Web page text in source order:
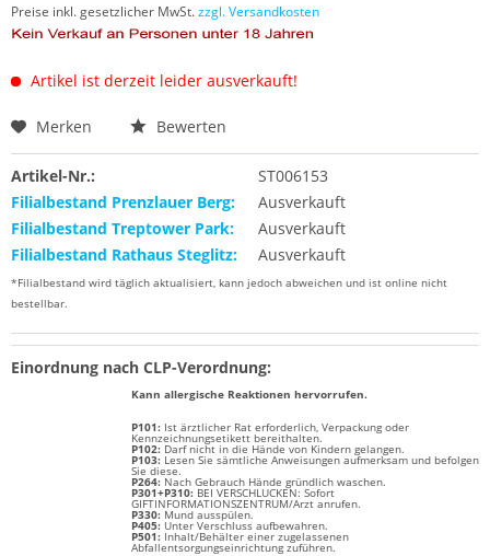
Preise inkl. gesetzlicher MwSt.zzgl. Versandkosten
Artikel ist derzeit leider ausverkauft!
Merken Bewerten
Artikel-Nr.:
ST006153
Filialbestand Prenzlauer Berg:
Ausverkauft
Filialbestand Treptower Park:
Ausverkauft
Filialbestand Rathaus Steglitz:
Ausverkauft
*Filialbestand wird täglich aktualisiert, kann jedoch abweichen und ist online nicht
bestellbar.
Einordnung nach CLP-Verordnung:
Kann allergische Reaktionen hervorrufen.
P101: Ist ärztlicher Rat erforderlich, Verpackung oder
Kennzeichnungsetikett bereithalten.
P102: Darf nicht in die Hände von Kindern gelangen.
P103: Lesen Sie sämtliche Anweisungen aufmerksam und befolgen
Sie diese.
P264: Nach Gebrauch Hände gründlich waschen.
P301+P310: BEI VERSCHLUCKEN: Sofort
GIFTINFORMATIONSZENTRUM/Arzt anrufen.
P330: Mund ausspülen.
P405: Unter Verschluss aufbewahren.
P501: Inhalt/Behälter einer zugelassenen
Abfallentsorgungseinrichtung zuführen.